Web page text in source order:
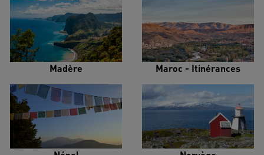
Madère Maroc - Itinérances